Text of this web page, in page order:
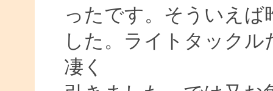
ったです。そういえ
した。ライトタック
凄く